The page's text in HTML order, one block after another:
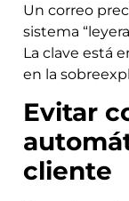
Un correo
sistema
La clave está
en la
Evitar
cliente